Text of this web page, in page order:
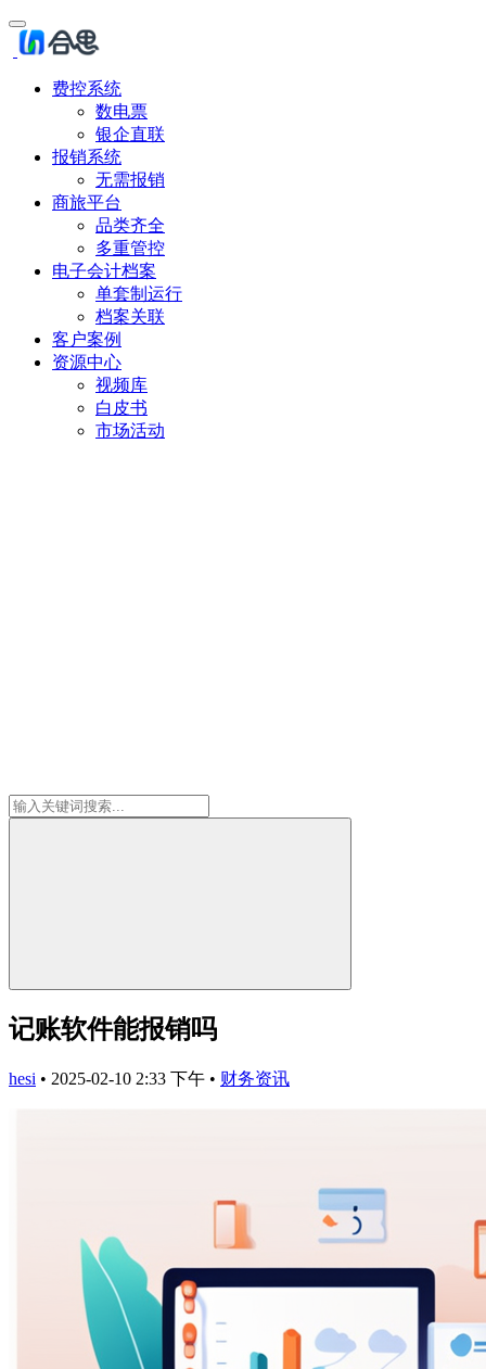
费控系统
数电票
银企直联
报销系统
无需报销
商旅平台
品类齐全
多重管控
电子会计档案
单套制运行
档案关联
客户案例
资源中心
视频库
白皮书
市场活动
记账软件能报销吗
hesi • 2025-02-10 2:33 下午 • 财务资讯